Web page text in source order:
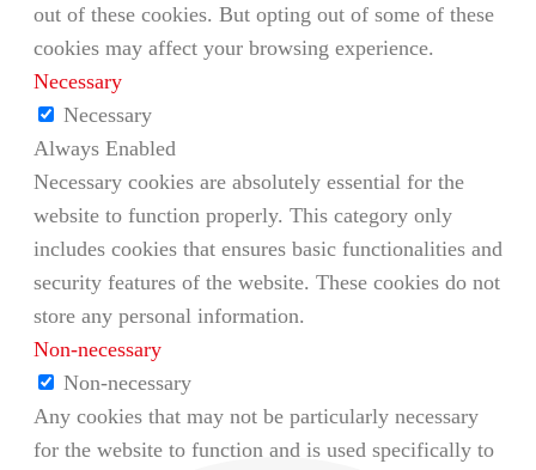
out of these cookies. But opting out of some of these
cookies may affect your browsing experience.
Necessary
Necessary
Always Enabled
Necessary cookies are absolutely essential for the
website to function properly. This category only
includes cookies that ensures basic functionalities and
security features of the website. These cookies do not
store any personal information.
Non-necessary
Non-necessary
Any cookies that may not be particularly necessary
for the website to function and is used specifically to